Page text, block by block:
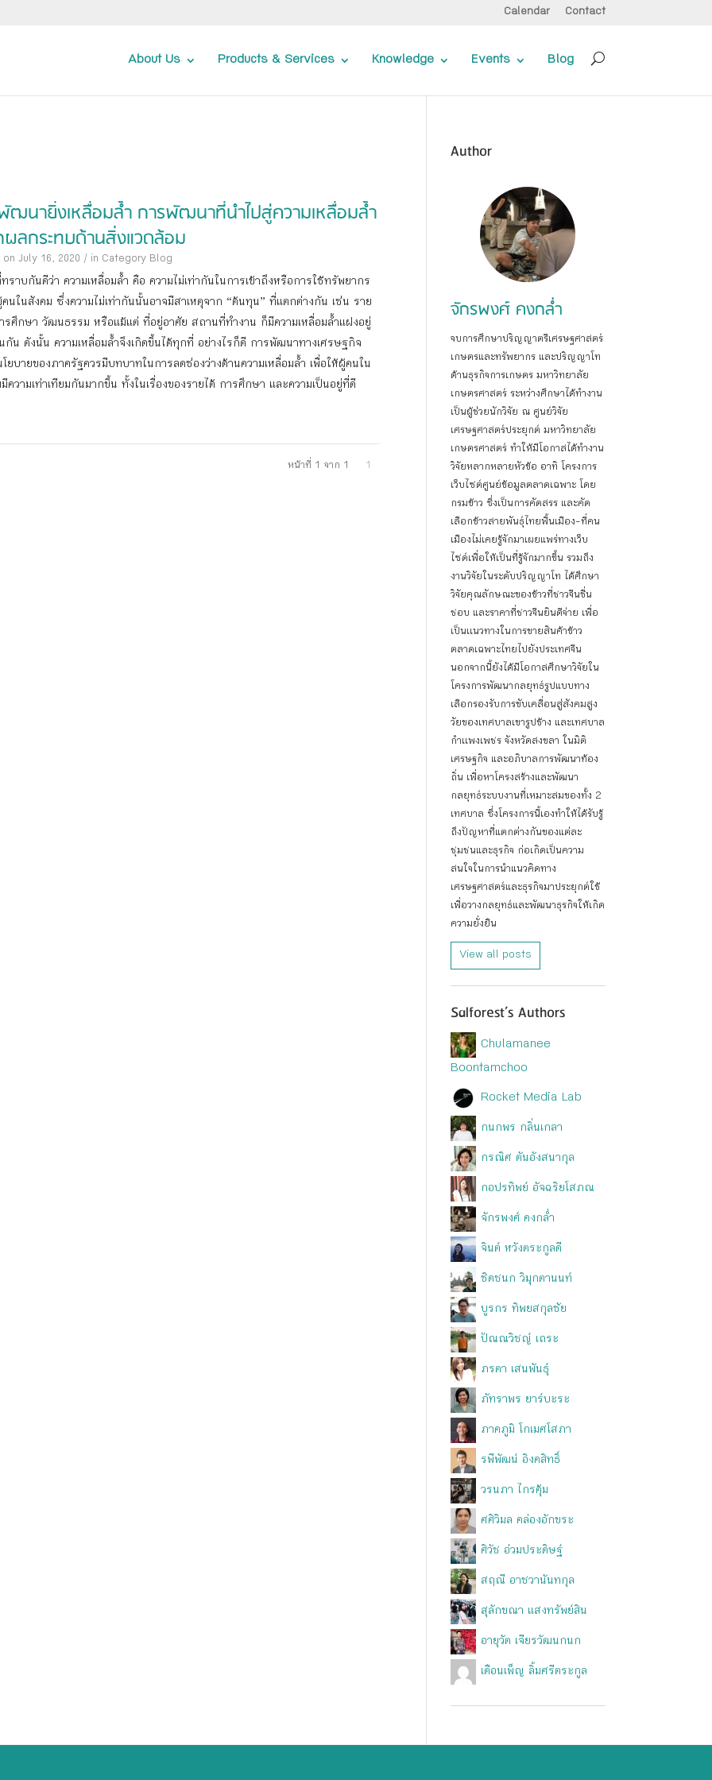
Calendar Contact
About Us Products & Services Knowledge Events Blog
ฒนายิ่งเหลื่อมล้ำ การพัฒนาที่นำไปสู่ความเหลื่อมล้ำ
ผลกระทบด้านสิ่งแวดล้อม
July 16, 2020 / in Category Blog
ทราบกันดีว่า ความเหลื่อมล้ำ คือ ความไม่เท่ากันในการเข้าถึงหรือการใช้ทรัพยากร
คนในสังคม ซึ่งความไม่เท่ากันนั้นอาจมีสาเหตุจาก “ต้นทุน” ที่แตกต่างกัน เช่น ราย
รศึกษา วัฒนธรรม หรือแม้แต่ ที่อยู่อาศัย สถานที่ทำงาน ก็มีความเหลื่อมล้ำแฝงอยู่
นกัน ดังนั้น ความเหลื่อมล้ำจึงเกิดขึ้นได้ทุกที่ อย่างไรก็ดี การพัฒนาทางเศรษฐกิจ
โยบายของภาครัฐควรมีบทบาทในการลดช่องว่างด้านความเหลื่อมล้ำ เพื่อให้ผู้คนใน
ความเท่าเทียมกันมากขึ้น ทั้งในเรื่องของรายได้ การศึกษา และความเป็นอยู่ที่ดี
หน้าที่ 1 จาก 1 1
Author
จักรพงศ์ คงกล่ำ
จบการศึกษาปริญญาตรีเศรษฐศาสตร์
เกษตรและทรัพยากร และปริญญาโท
ด้านธุรกิจการเกษตร มหาวิทยาลัย
เกษตรศาสตร์ ระหว่างศึกษาได้ทำงาน
เป็นผู้ช่วยนักวิจัย ณ ศูนย์วิจัย
เศรษฐศาสตร์ประยุกต์ มหาวิทยาลัย
เกษตรศาสตร์ ทำให้มีโอกาสได้ทำงาน
วิจัยหลากหลายหัวข้อ อาทิ โครงการ
เว็บไซต์ศูนย์ข้อมูลตลาดเฉพาะ โดย
กรมข้าว ซึ่งเป็นการคัดสรร และคัด
เลือกข้าวสายพันธุ์ไทยพื้นเมือง-ที่คน
เมืองไม่เคยรู้จักมาเผยแพร่ทางเว็บ
ไซด์เพื่อให้เป็นที่รู้จักมากขึ้น รวมถึง
งานวิจัยในระดับปริญญาโท ได้ศึกษา
วิจัยคุณลักษณะของข้าวที่ชาวจีนชื่น
ชอบ และราคาที่ชาวจีนยินดีจ่าย เพื่อ
เป็นเเนวทางในการขายสินค้าข้าว
ตลาดเฉพาะไทยไปยังประเทศจีน
นอกจากนี้ยังได้มีโอกาสศึกษาวิจัยใน
โครงการพัฒนากลยุทธ์รูปแบบทาง
เลือกรองรับการขับเคลื่อนสู่สังคมสูง
วัยของเทศบาลเขารูปช้าง และเทศบาล
กำเเพงเพชร จังหวัดสงขลา ในมิติ
เศรษฐกิจ และอภิบาลการพัฒนาท้อง
ถิ่น เพื่อหาโครงสร้างและพัฒนา
กลยุทธ์ระบบงานที่เหมาะสมของทั้ง 2
เทศบาล ซึ่งโครงการนี้เองทำให้ได้รับรู้
ถึงปัญหาที่แตกต่างกันของแต่ละ
ชุมชนและธุรกิจ ก่อเกิดเป็นความ
สนใจในการนำแนวคิดทาง
เศรษฐศาสตร์และธุรกิจมาประยุกต์ใช้
เพื่อวางกลยุทธ์และพัฒนาธุรกิจให้เกิด
ความยั่งยืน
View all posts
Salforest’s Authors
Chulamanee
Boontamchoo
Rocket Media Lab
กนกพร กลิ่นเกลา
กรณิศ ตันอังสนากุล
กอปรทิพย์ อัจฉริยโสภณ
จักรพงศ์ คงกล่ำ
จินต์ หวังตระกูลดี
ชิดชนก วิมุกตานนท์
บูรกร ทิพยสกุลชัย
ปัณณวิชญ์ เถระ
ภรตา เสนพันธุ์
ภัทราพร ยาร์บะระ
ภาคภูมิ โกเมศโสภา
รพีพัฒน์ อิงคสิทธิ์
วรนภา ไกรคุ้ม
ศศิวิมล คล่องอักขระ
ศิวัช อ่วมประดิษฐ์
สฤณี อาชวานันทกุล
สุลักขณา แสงทรัพย์สิน
อายุวัต เจียรวัฒนกนก
เดือนเพ็ญ ลิ้มศรีตระกูล